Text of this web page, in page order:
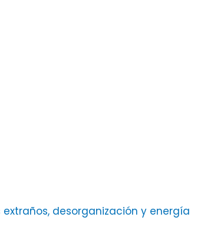
desorganización y energía